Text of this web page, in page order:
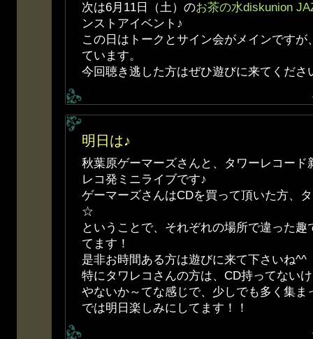
次は6月11日（土）のお茶の水diskunion
ンストアイベント♪
この日はトークとサイン会がメインです
ています。
今回聴き逃した方はぜひ遊びに来てくださ
明日は♪
秋葉原ゲーマーズさんと、タワーレコード
レコ発ミニライブです♪
ゲーマーズさんはCDを買って頂いた方、
☆
ということで、それぞれの場所で違った
てます！
是非お時間ある方は遊びに来て下さいね^^
特にタワレコさんの方は、CD持ってない
やないか～てな感じで、少しでも多く集
では明日楽しみにしてます！！